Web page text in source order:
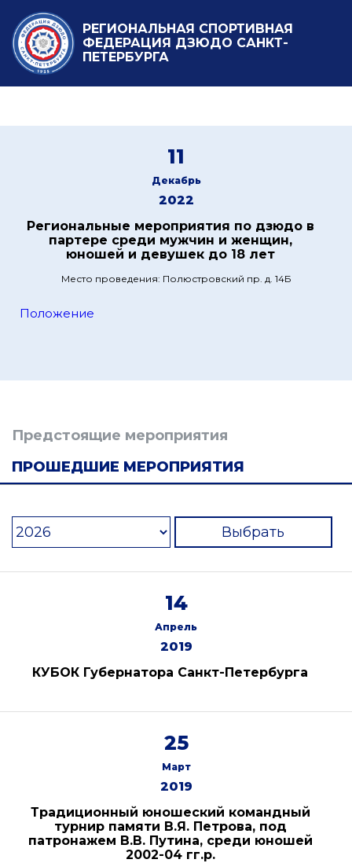
РЕГИОНАЛЬНАЯ СПОРТИВНАЯ
ФЕДЕРАЦИЯ ДЗЮДО САНКТ-
ПЕТЕРБУРГА
11
Декабрь
2022
Региональные мероприятия по дзюдо в
партере среди мужчин и женщин,
юношей и девушек до 18 лет
Место проведения: Полюстровский пр. д. 14Б
Положение
Предстоящие мероприятия
ПРОШЕДШИЕ МЕРОПРИЯТИЯ
Выбрать
14
Апрель
2019
КУБОК Губернатора Санкт-Петербурга
25
Март
2019
Традиционный юношеский командный
турнир памяти В.Я. Петрова, под
патронажем В.В. Путина, среди юношей
2002-04 гг.р.